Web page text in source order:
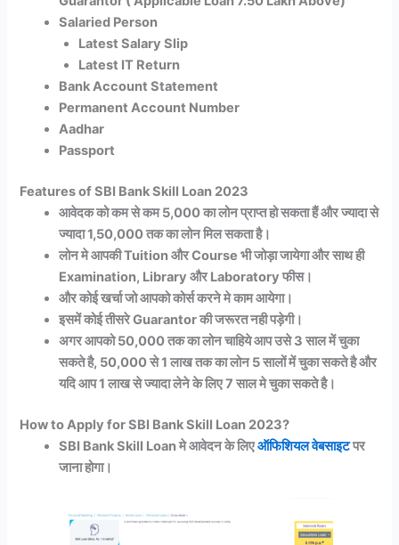
Salaried Person
Latest Salary Slip
Latest IT Return
Bank Account Statement
Permanent Account Number
Aadhar
Passport
Features of SBI Bank Skill Loan 2023
आवेदक को कम से कम 5,000 का लोन प्राप्त हो सकता हैं और ज्यादा से
ज्यादा 1,50,000 तक का लोन मिल सकता है।
लोन मे आपकी Tuition और Course भी जोड़ा जायेगा और साथ ही
Examination, Library और Laboratory फीस।
और कोई खर्चा जो आपको कोर्स करने मे काम आयेगा।
इसमें कोई तीसरे Guarantor की जरूरत नही पड़ेगी।
अगर आपको 50,000 तक का लोन चाहिये आप उसे 3 साल में चुका
सकते है, 50,000 से 1 लाख तक का लोन 5 सालों में चुका सकते है और
यदि आप 1 लाख से ज्यादा लेने के लिए 7 साल मे चुका सकते है।
How to Apply for SBI Bank Skill Loan 2023?
SBI Bank Skill Loan मे आवेदन के लिएऑफिशियल वेबसाइटपर
जाना होगा।